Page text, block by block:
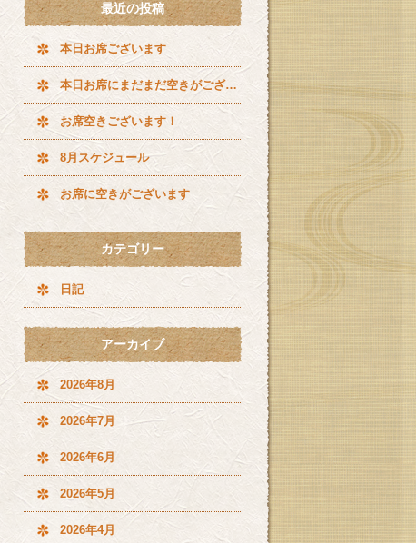
最近の投稿
本日お席ございます
本日お席にまだまだ空きがございます^ ^
お席空きございます！
8月スケジュール
お席に空きがございます
カテゴリー
日記
アーカイブ
2026年8月
2026年7月
2026年6月
2026年5月
2026年4月